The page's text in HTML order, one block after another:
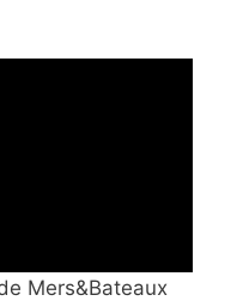
Mers&Bateaux